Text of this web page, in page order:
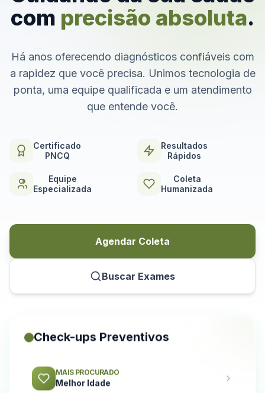
com precisão absoluta.
Há anos oferecendo diagnósticos confiáveis com
a rapidez que você precisa. Unimos tecnologia de
ponta, uma equipe qualificada e um atendimento
que entende você.
Certificado
PNCQ
Resultados
Rápidos
Equipe
Especializada
Coleta
Humanizada
Agendar Coleta
Buscar Exames
Check-ups Preventivos
MAIS PROCURADO
Melhor Idade